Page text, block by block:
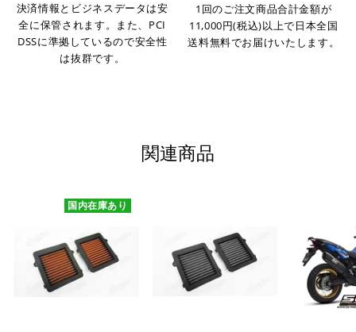
決済情報とビジネスデータは安
全に保管されます。また、PCI
DSSに準拠しているので安全性
は抜群です。
1回のご注文商品合計金額が
11,000円(税込)以上で日本全国
送料無料でお届けいたします。
関連商品
国内在庫あり